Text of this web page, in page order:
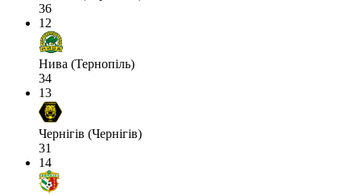
36
12
Нива (Тернопіль)
34
13
Чернігів (Чернігів)
31
14